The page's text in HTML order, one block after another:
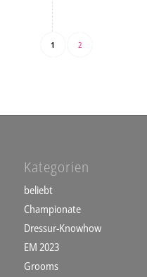
1 2
Kategorien
beliebt
Championate
Dressur-Knowhow
EM 2023
Grooms